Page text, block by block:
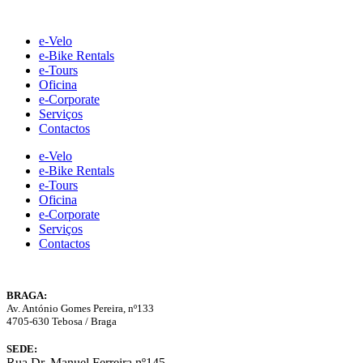
contente-Velo
e-Bike Rentals
e-Tours
Oficina
e-Corporate
Serviços
Contactos
e-Velo
e-Bike Rentals
e-Tours
Oficina
e-Corporate
Serviços
Contactos
BRAGA:
Av. António Gomes Pereira, nº133
4705-630 Tebosa / Braga
SEDE: